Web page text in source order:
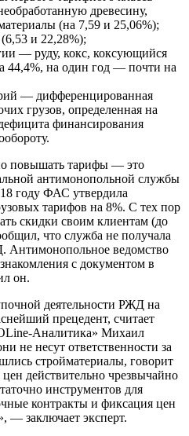
древесину,
(на 7,59 и 25,06%);
и 22,28%);
— руду, кокс, коксующийся
44,4%, на один год — почти на
— дифференцированная
грузов, определенная на
финансирования
повышать тарифы — это
антимонопольной службы
году ФАС утвердила
тарифов на 8%. С тех пор
скидки своим клиентам (до
что служба не получала
ведомство
с документом в
он.
деятельности РЖД на
прецедент, считает
Аналитика» Михаил
не несут ответственности за
стройматериалы, говорит
действительно чрезвычайно
инструментов для
контракты и фиксация цен
— заключает эксперт.